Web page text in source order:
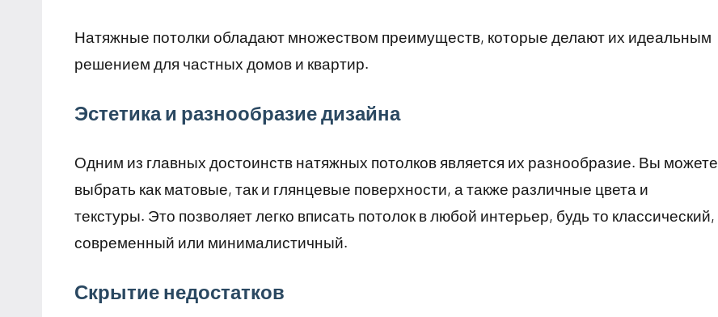
Натяжные потолки обладают множеством преимуществ, которые делают их идеальным
решением для частных домов и квартир.
Эстетика и разнообразие дизайна
Одним из главных достоинств натяжных потолков является их разнообразие. Вы можете
выбрать как матовые, так и глянцевые поверхности, а также различные цвета и
текстуры. Это позволяет легко вписать потолок в любой интерьер, будь то классический,
современный или минималистичный.
Скрытие недостатков